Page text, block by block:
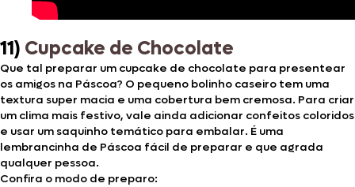
11) Cupcake de Chocolate
Que tal preparar um cupcake de chocolate para presentear
os amigos na Páscoa? O pequeno bolinho caseiro tem uma
textura super macia e uma cobertura bem cremosa. Para criar
um clima mais festivo, vale ainda adicionar confeitos coloridos
e usar um saquinho temático para embalar. É uma
lembrancinha de Páscoa fácil de preparar e que agrada
qualquer pessoa.
Confira o modo de preparo: